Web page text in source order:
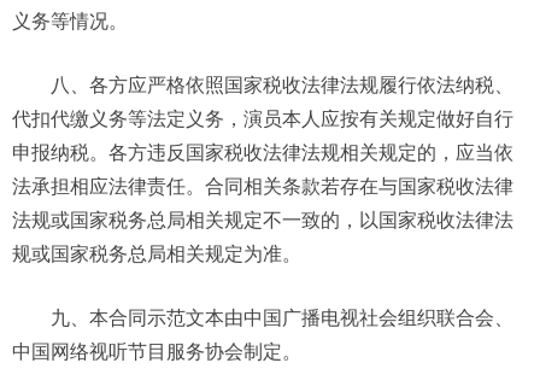
义务等情况。
八、各方应严格依照国家税收法律法规履行依法纳税、
代扣代缴义务等法定义务，演员本人应按有关规定做好自行
申报纳税。各方违反国家税收法律法规相关规定的，应当依
法承担相应法律责任。合同相关条款若存在与国家税收法律
法规或国家税务总局相关规定不一致的，以国家税收法律法
规或国家税务总局相关规定为准。
九、本合同示范文本由中国广播电视社会组织联合会、
中国网络视听节目服务协会制定。